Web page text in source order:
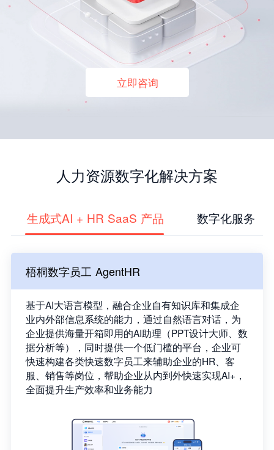
立即咨询
人力资源数字化解决方案
生成式AI + HR SaaS 产品 数字化服务
梧桐数字员工 AgentHR
基于AI大语言模型，融合企业自有知识库和集成企
业内外部信息系统的能力，通过自然语言对话，为
企业提供海量开箱即用的AI助理（PPT设计大师、数
据分析等），同时提供一个低门槛的平台，企业可
快速构建各类快速数字员工来辅助企业的HR、客
服、销售等岗位，帮助企业从内到外快速实现AI+，
全面提升生产效率和业务能力